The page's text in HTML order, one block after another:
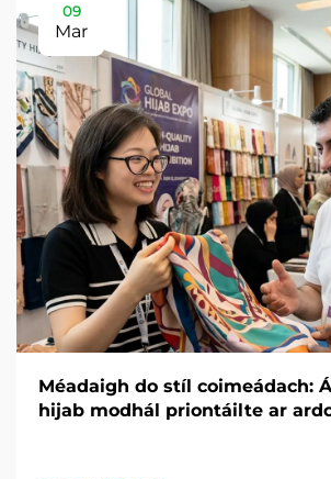
09
Mar
Méadaigh do stíl coimeádach:
hijab modhál priontáilte ar